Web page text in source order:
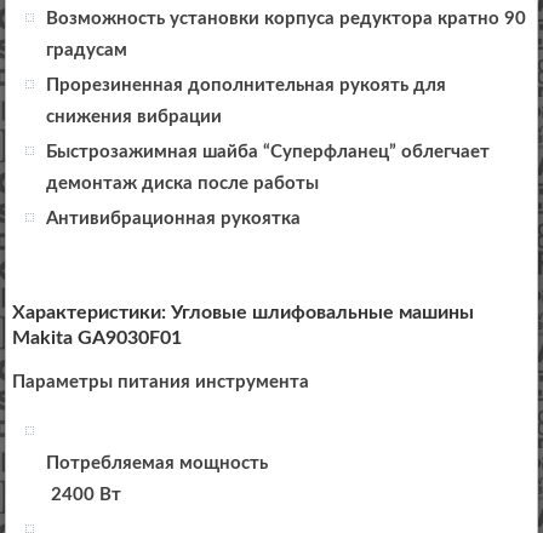
Возможность установки корпуса редуктора кратно 90
градусам
Прорезиненная дополнительная рукоять для
снижения вибрации
Быстрозажимная шайба “Суперфланец” облегчает
демонтаж диска после работы
Антивибрационная рукоятка
Характеристики: Угловые шлифовальные машины
Makita GA9030F01
Параметры питания инструмента
Потребляемая мощность
2400 Вт